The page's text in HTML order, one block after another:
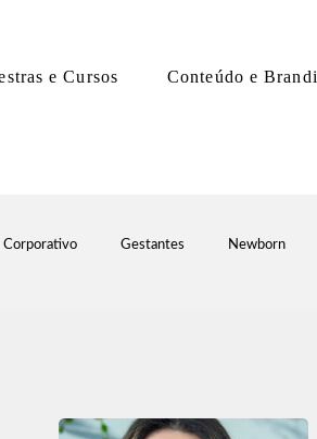
e Cursos Conteúdo e
Corporativo Gestantes Newborn